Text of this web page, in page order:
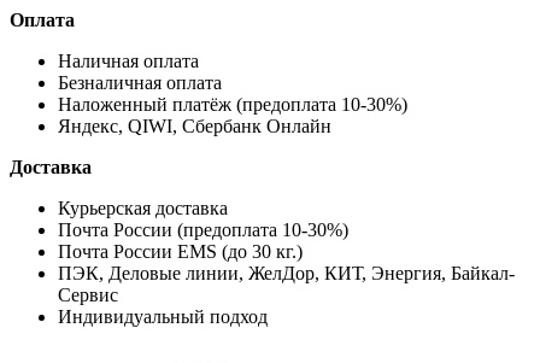
Оплата
Наличная оплата
Безналичная оплата
Наложенный платёж (предоплата 10-30%)
Яндекс, QIWI, Сбербанк Онлайн
Доставка
Курьерская доставка
Почта России (предоплата 10-30%)
Почта России EMS (до 30 кг.)
ПЭК, Деловые линии, ЖелДор, КИТ, Энергия, Байкал-
Сервис
Индивидуальный подход